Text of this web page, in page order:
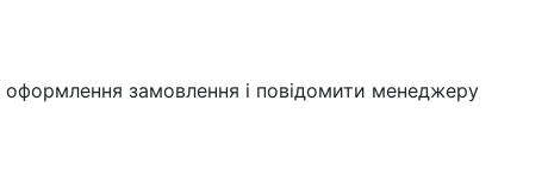
оформлення замовлення і повідомити менеджеру